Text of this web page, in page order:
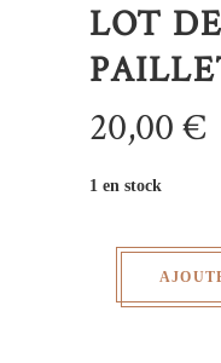
LOT
20,00€
1 en stock